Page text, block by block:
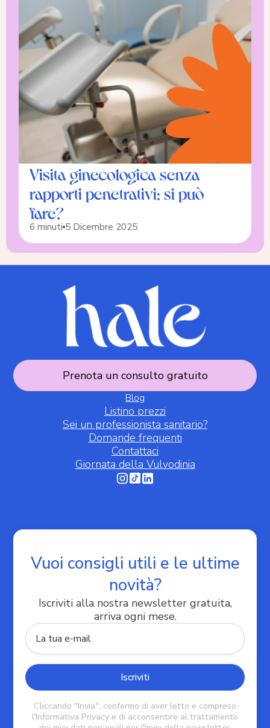
Visita ginecologica senza
rapporti penetrativi: si può
fare?
6 minuti 5 Dicembre 2025
Prenota un consulto gratuito
Blog
Listino prezzi
Sei un professionista sanitario?
Domande frequenti
Contattaci
Giornata della Vulvodinia
Vuoi consigli utili e le ultime
novità?
Iscriviti alla nostra newsletter gratuita,
arriva ogni mese.
Cliccando "Invia", confermo di aver letto e compreso
l'Informativa Privacy e di acconsentire al trattamento
Informativa sulla raccolta